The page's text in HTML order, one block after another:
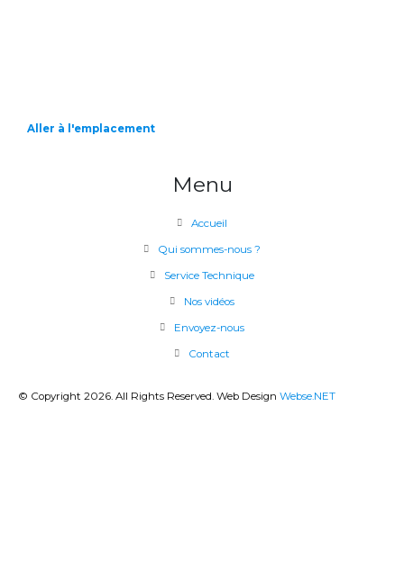
Aller à l'emplacement
Menu
Accueil
Qui sommes-nous ?
Service Technique
Nos vidéos
Envoyez-nous
Contact
© Copyright 2026. All Rights Reserved. Web Design Webse.NET